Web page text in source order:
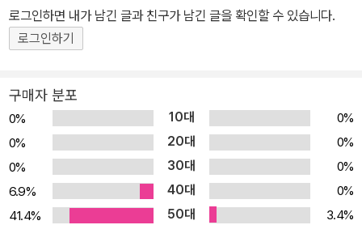
긴 의미는 때론 말보다 더 깊고 솔직한 언어가 되기도 합니다. 《꽃, 그
림이 되다》는 고흐의 해바라기, 모네의 수련처럼 잘 알려진 꽃 그림부
터 워터하우스, 서전트, 티소 등 거장들의 작품 속에 숨겨진 꽃의 상징
귀비, 장미, 국화, 백합, 튤립처럼 우리에게 익숙한 꽃들이 각기 다른
시대와 작가의 손에서 어떻게 변주되었는지를 따라가다 보면, 화폭
속 꽃은 더 이상 장식이 아닌 것을 알게 됩니다. 꽃 그림은 화가의 세
계를 들여다보는 창이자, 우리가 예술과 조금 더 가까워질 수 있는 통
로입니다. 꽃을 통해 그림을 보고, 그림을 통해 사람을 이해하는 시간.
《꽃, 그림이 되다》는 그 여정의 출발점이 되어줄 것입니다. 우리 곁에
로그인하면 내가 남긴 글과 친구가 남긴 글을 확인할 수 있습니다.
로그인하기
구매자 분포
0% 10대
0%
0%
20대
0%
0%
30대
0%
6.9%
40대
0%
41.4%
50대
3.4%